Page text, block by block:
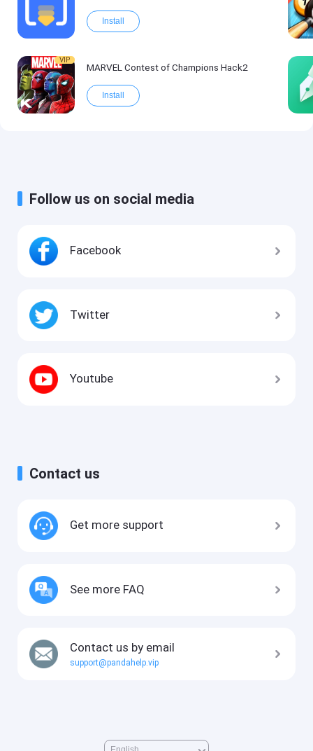
Install
VIP
MARVEL Contest of Champions Hack2
Install
Follow us on social media
Facebook
Twitter
Youtube
Contact us
Get more support
See more FAQ
Contact us by email
support@pandahelp.vip